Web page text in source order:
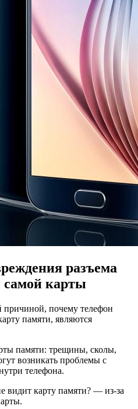
разъема
карты
причиной, почему телефон
памяти, являются
памяти: трещины, сколы,
возникать проблемы с
телефона.
видит карту памяти? — из-за